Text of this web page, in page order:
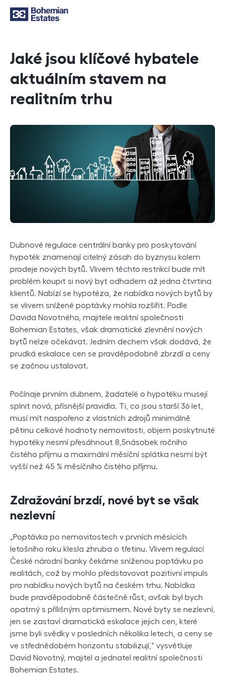
Jaké jsou klíčové hybatele
aktuálním stavem na
realitním trhu
Dubnové regulace centrální banky pro poskytování
hypoték znamenají citelný zásah do byznysu kolem
prodeje nových bytů. Vlivem těchto restrikcí bude mít
problém koupit si nový byt odhadem až jedna čtvrtina
klientů. Nabízí se hypotéza, že nabídka nových bytů by
se vlivem snížené poptávky mohla rozšířit. Podle
Davida Novotného, majitele realitní společnosti
Bohemian Estates, však dramatické zlevnění nových
bytů nelze očekávat. Jedním dechem však dodává, že
prudká eskalace cen se pravděpodobně zbrzdí a ceny
se začnou ustalovat.
Počínaje prvním dubnem, žadatelé o hypotéku musejí
splnit nová, přísnější pravidla. Ti, co jsou starší 36 let,
musí mít naspořeno z vlastních zdrojů minimálně
pětinu celkové hodnoty nemovitosti, objem poskytnuté
hypotéky nesmí přesáhnout 8,5násobek ročního
čistého příjmu a maximální měsíční splátka nesmí být
vyšší než 45 % měsíčního čistého příjmu.
Zdražování brzdí, nové byt se však
nezlevní
„Poptávka po nemovitostech v prvních měsících
letošního roku klesla zhruba o třetinu. Vlivem regulací
České národní banky čekáme sníženou poptávku po
realitách, což by mohlo představovat pozitivní impuls
pro nabídku nových bytů na českém trhu. Nabídka
bude pravděpodobně částečně růst, avšak byl bych
opatrný s přílišným optimismem. Nové byty se nezlevní,
jen se zastaví dramatická eskalace jejich cen, které
jsme byli svědky v posledních několika letech, a ceny se
ve střednědobém horizontu stabilizují,“ vysvětluje
David Novotný, majitel a jednatel realitní společnosti
Bohemian Estates.